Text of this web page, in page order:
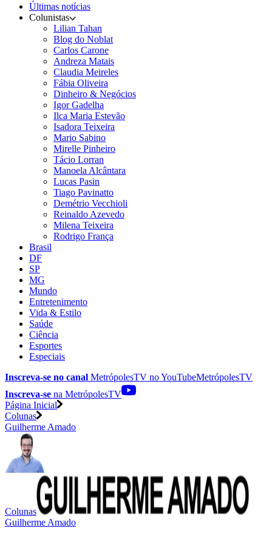
Últimas notícias
Colunistas
Lilian Tahan
Blog do Noblat
Carlos Carone
Andreza Matais
Claudia Meireles
Fábia Oliveira
Dinheiro & Negócios
Igor Gadelha
Ilca Maria Estevão
Isadora Teixeira
Mario Sabino
Mirelle Pinheiro
Tácio Lorran
Manoela Alcântara
Lucas Pasin
Tiago Pavinatto
Demétrio Vecchioli
Reinaldo Azevedo
Milena Teixeira
Rodrigo França
Brasil
DF
SP
MG
Mundo
Entretenimento
Vida & Estilo
Saúde
Ciência
Esportes
Especiais
Inscreva-se no canal MetrópolesTV noYouTubeMetrópolesTV
Inscreva-se na MetrópolesTV
Página Inicial
Colunas
Guilherme Amado
Colunas
Guilherme Amado